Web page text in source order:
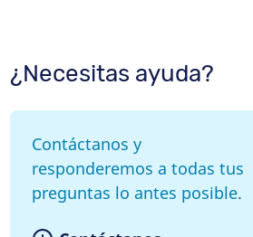
¿Necesitas ayuda?
Contáctanos y
responderemos a todas tus
preguntas lo antes posible.